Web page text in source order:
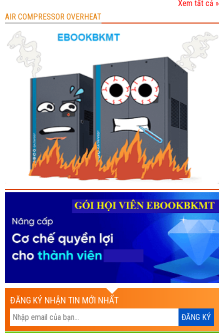
Xem tất cả »
AIR COMPRESSOR OVERHEAT
ĐĂNG KÝ NHẬN TIN MỚI NHẤT